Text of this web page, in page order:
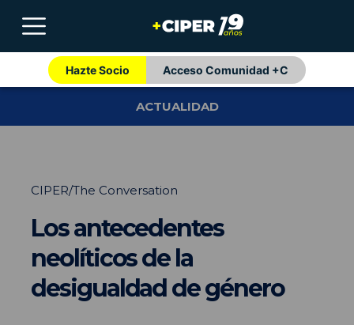
Hazte Socio Acceso Comunidad +C
ACTUALIDAD
CIPER/The Conversation
Los antecedentes
neolíticos de la
desigualdad de género